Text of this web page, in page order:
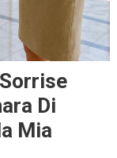
Di
Mia